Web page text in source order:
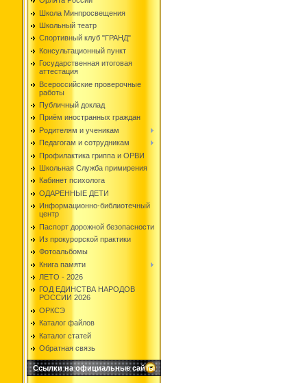
Школа Минпросвещения
Школьный театр
Спортивный клуб "ГРАНД"
Консультационный пункт
Государственная итоговая
аттестация
Всероссийские проверочные
работы
Публичный доклад
Приём иностранных граждан
Родителям и ученикам
Педагогам и сотрудникам
Профилактика гриппа и ОРВИ
Школьная Служба примирения
Кабинет психолога
ОДАРЕННЫЕ ДЕТИ
Информационно-библиотечный
центр
Паспорт дорожной безопасности
Из прокурорской практики
Фотоальбомы
Книга памяти
ЛЕТО - 2026
ГОД ЕДИНСТВА НАРОДОВ
РОССИИ 2026
ОРКСЭ
Каталог файлов
Каталог статей
Обратная связь
Ссылки на официальные сайты